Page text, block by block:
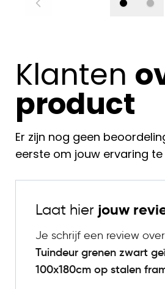
Klanten
product
Er zijn nog geen
eerste om jouw ervaring te
Laat hier jouw
Je schrijf een review
Tuindeur grenen zwart
100x180cm op stalen